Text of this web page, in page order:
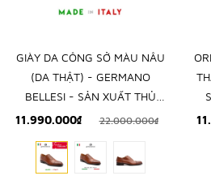
GIÀY DA CÔNG SỞ MÀU NÂU
(DA THẬT) - GERMANO
BELLESI - SẢN XUẤT THỦ
CÔNG TẠI ITALY
11.990.000₫ 22.000.000₫